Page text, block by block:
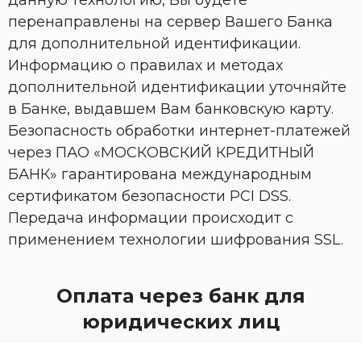
перенаправлены на сервер Вашего Банка
для дополнительной идентификации.
Информацию о правилах и методах
дополнительной идентификации уточняйте
в Банке, выдавшем Вам банковскую карту.
Безопасность обработки интернет-платежей
через ПАО «МОСКОВСКИЙ КРЕДИТНЫЙ
БАНК» гарантирована международным
сертификатом безопасности PCI DSS.
Передача информации происходит с
применением технологии шифрования SSL.
Оплата через банк для
юридических лиц